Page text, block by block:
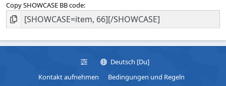
Copy SHOWCASE BB code
Deutsch [Du]
Kontakt aufnehmen
Bedingungen und Regeln